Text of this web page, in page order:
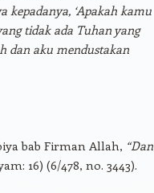
‘Apakah kamu
tidak ada Tuhan yang
dan aku mendustakan
bab Firman Allah, “Dan
16) (6/478, no. 3443).